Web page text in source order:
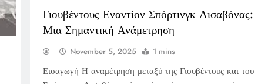
Γιουβέντους Εναντίον Σπόρτινγκ Λισαβόνας:
Μια Σημαντική Ανάμετρηση
November 5, 2025 1 mins
Εισαγωγή Η αναμέτρηση μεταξύ της Γιουβέντους και του